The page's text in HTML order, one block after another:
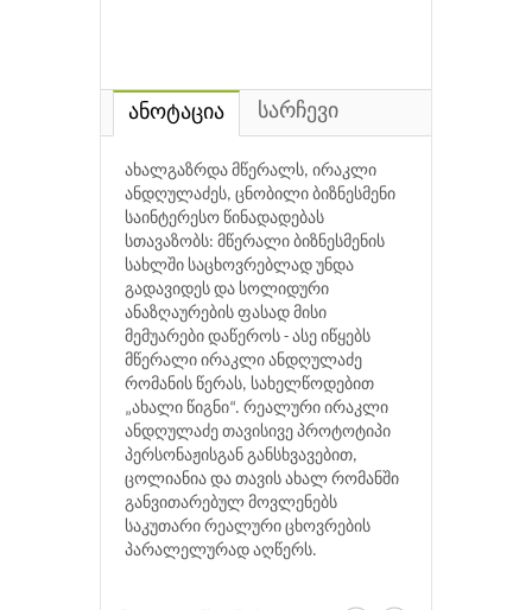
ანოტაცია სარჩევი
ახალგაზრდა მწერალს, ირაკლი
ანდღულაძეს, ცნობილი ბიზნესმენი
საინტერესო წინადადებას
სთავაზობს: მწერალი ბიზნესმენის
სახლში საცხოვრებლად უნდა
გადავიდეს და სოლიდური
ანაზღაურების ფასად მისი
მემუარები დაწეროს - ასე იწყებს
მწერალი ირაკლი ანდღულაძე
რომანის წერას, სახელწოდებით
„ახალი წიგნი“. რეალური ირაკლი
ანდღულაძე თავისივე პროტოტიპი
პერსონაჟისგან განსხვავებით,
ცოლიანია და თავის ახალ რომანში
განვითარებულ მოვლენებს
საკუთარი რეალური ცხოვრების
პარალელურად აღწერს.